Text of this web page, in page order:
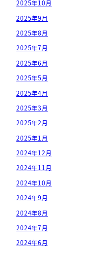
2025年10月
2025年9月
2025年8月
2025年7月
2025年6月
2025年5月
2025年4月
2025年3月
2025年2月
2025年1月
2024年12月
2024年11月
2024年10月
2024年9月
2024年8月
2024年7月
2024年6月